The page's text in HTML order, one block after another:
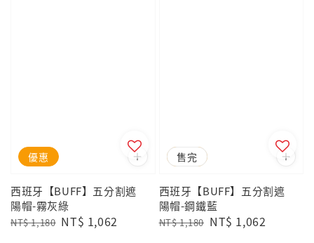
優惠
西班牙【BUFF】五分割遮
陽帽-霧灰綠
Regular
NT$ 1,180 Sale
NT$ 1,062
優惠
售完
西班牙【BUFF】五分割遮
陽帽-鋼鐵藍
Regular
NT$ 1,180 Sale
NT$ 1,062